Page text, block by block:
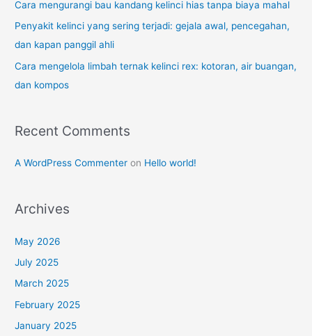
Cara mengurangi bau kandang kelinci hias tanpa biaya mahal
Penyakit kelinci yang sering terjadi: gejala awal, pencegahan,
dan kapan panggil ahli
Cara mengelola limbah ternak kelinci rex: kotoran, air buangan,
dan kompos
Recent Comments
A WordPress Commenter on Hello world!
Archives
May 2026
July 2025
March 2025
February 2025
January 2025